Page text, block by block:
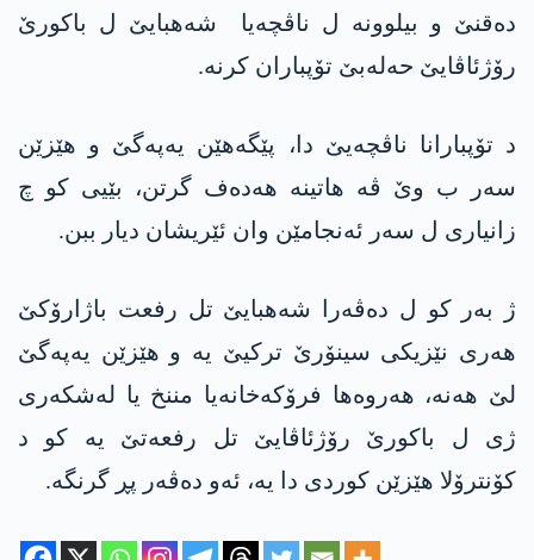
دەقنێ و بیلوونە ل ناڤچەیا شەھبایێ ل باکورێ
رۆژئاڤایێ حەلەبێ تۆپباران کرنە.
د تۆپبارانا ناڤچەیێ دا، پێگەھێن یه‌په‌گێ و ھێزێن
سەر ب وێ ڤە ھاتینە ھەدەف گرتن، بێیی کو چ
زانیاری ل سەر ئەنجامێن وان ئێریشان دیار ببن.
ژ بەر كو ل دەڤەرا شەھبایێ تل رفعت باژارۆکێ
ھەری نێزیکی سینۆرێ ترکیێ یە و ھێزێن یه‌په‌گێ
لێ ھەنە، ھەروه‌ھا فرۆکەخانەیا مننخ یا لەشکەری
ژی ل باکورێ رۆژئاڤایێ تل رفعه‌تێ یە کو د
کۆنترۆلا ھێزێن کوردی دا یە، ئه‌و ده‌ڤه‌ر پڕ گرنگە.